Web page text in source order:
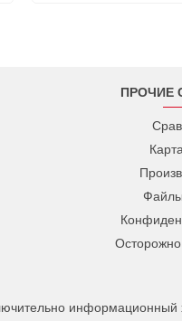
ПРОЧИЕ
информационный